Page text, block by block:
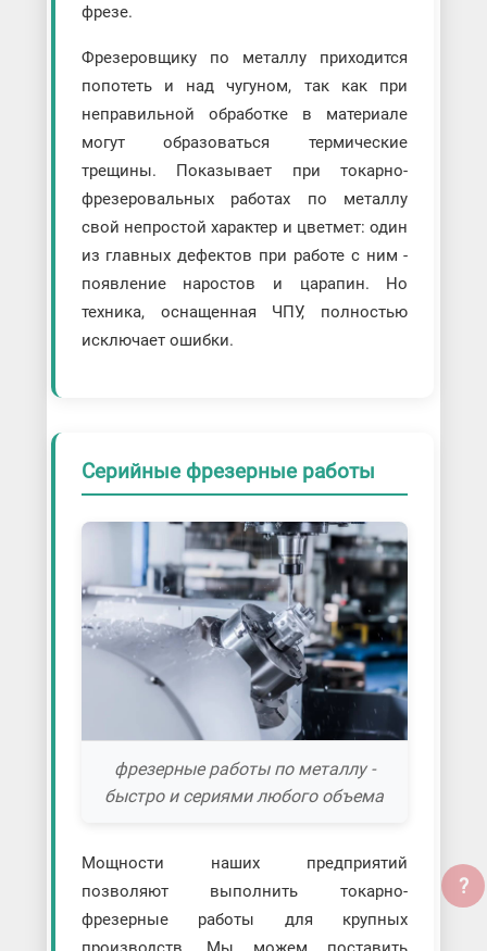
фрезе.
Фрезеровщику по металлу приходится
попотеть и над чугуном, так как при
неправильной обработке в материале
могут образоваться термические
трещины. Показывает при токарно-
фрезеровальных работах по металлу
свой непростой характер и цветмет: один
из главных дефектов при работе с ним -
появление наростов и царапин. Но
техника, оснащенная ЧПУ, полностью
исключает ошибки.
Серийные фрезерные работы
фрезерные работы по металлу -
быстро и сериями любого объема
Мощности наших предприятий
позволяют выполнить токарно-
фрезерные работы для крупных
?